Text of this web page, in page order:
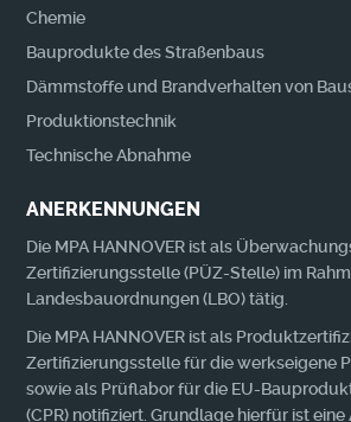
Chemie
Bauprodukte des Straßenbaus
Dämmstoffe und Brandverhalten von
Produktionstechnik
Technische Abnahme
ANERKENNUNGEN
Die MPA HANNOVER ist als
Zertifizierungsstelle (PÜZ-Stelle) im
Landesbauordnungen (LBO) tätig.
Die MPA HANNOVER ist als
Zertifizierungsstelle für die werkseigene
sowie als Prüflabor für die EU-
(CPR) notifiziert. Grundlage hierfür ist